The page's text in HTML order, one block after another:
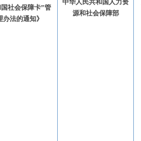
社会保障卡”管
办法的通知》
中华人民共和国人力资
源和社会保障部